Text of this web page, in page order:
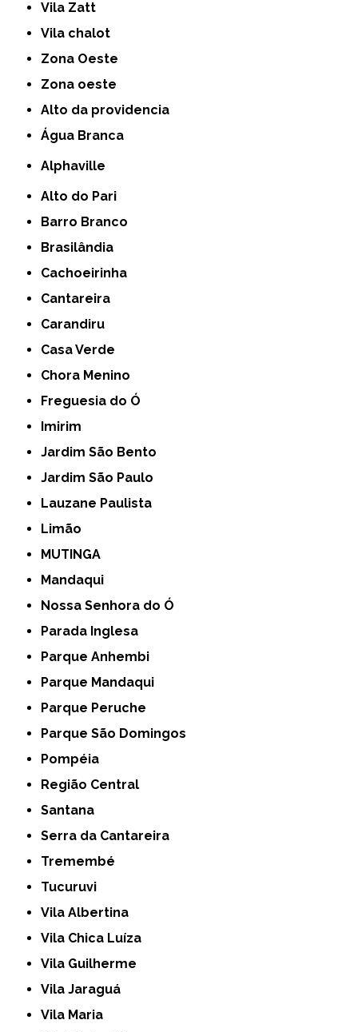
Vila Zatt
Vila chalot
Zona Oeste
Zona oeste
alto da providencia
Água Branca
Alphaville
Alto do Pari
Barro Branco
Brasilândia
Cachoeirinha
Cantareira
Carandiru
Casa Verde
Chora Menino
Freguesia do Ó
Imirim
Jardim São Bento
Jardim São Paulo
Lauzane Paulista
Limão
MUTINGA
Mandaqui
Nossa Senhora do Ó
Parada Inglesa
Parque Anhembi
Parque Mandaqui
Parque Peruche
Parque São Domingos
Pompéia
Região Central
Santana
Serra da Cantareira
Tremembé
Tucuruvi
Vila Albertina
Vila Chica Luíza
Vila Guilherme
Vila Jaraguá
Vila Maria